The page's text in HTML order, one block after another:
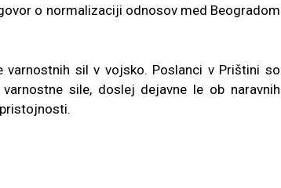
o normalizaciji odnosov med Beogradom
varnostnih sil v vojsko. Poslanci v Prištini so
sile, doslej dejavne le ob naravnih